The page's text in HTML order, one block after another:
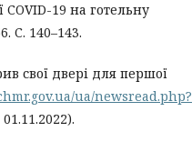
19 на готельну
C. 140–143.
свої двері для першої
ua/newsread.php?